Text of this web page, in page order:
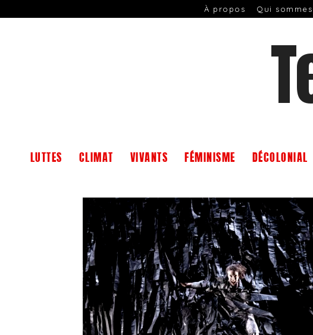
À propos Qui
LUTTES CLIMAT VIVANTS FÉMINISME DÉCOLONIAL